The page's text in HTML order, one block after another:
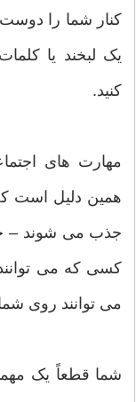
کنار شما را
یک لبخند یا
کنید.
مهارت های
همین دلیل است
جذب می شوند –
کسی که می توانند
می توانند روی
شما قطعاً یک